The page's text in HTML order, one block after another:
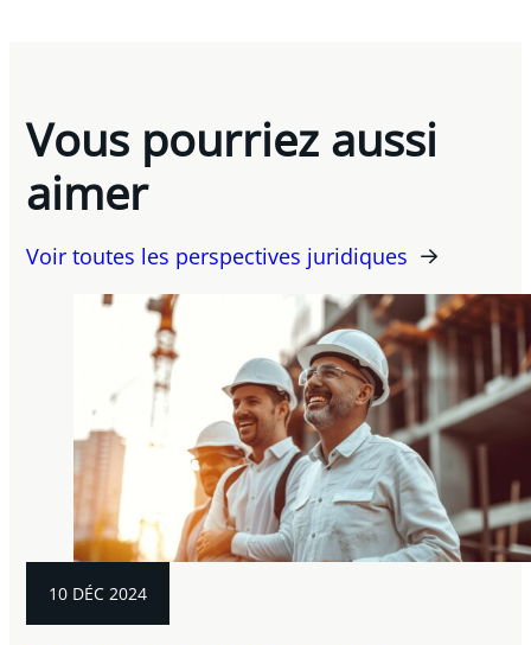
Vous pourriez aussi
aimer
Voir toutes les perspectives juridiques
10 DÉC 2024